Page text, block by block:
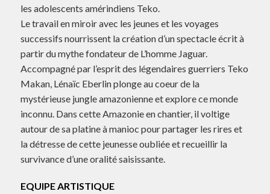
les adolescents amérindiens Teko.
Le travail en miroir avec les jeunes et les voyages
successifs nourrissent la création d’un spectacle écrit à
partir du mythe fondateur de L’homme Jaguar.
Accompagné par l’esprit des légendaires guerriers Teko
Makan, Lénaïc Eberlin plonge au coeur de la
mystérieuse jungle amazonienne et explore ce monde
inconnu. Dans cette Amazonie en chantier, il voltige
autour de sa platine à manioc pour partager les rires et
la détresse de cette jeunesse oubliée et recueillir la
survivance d’une oralité saisissante.
EQUIPE ARTISTIQUE